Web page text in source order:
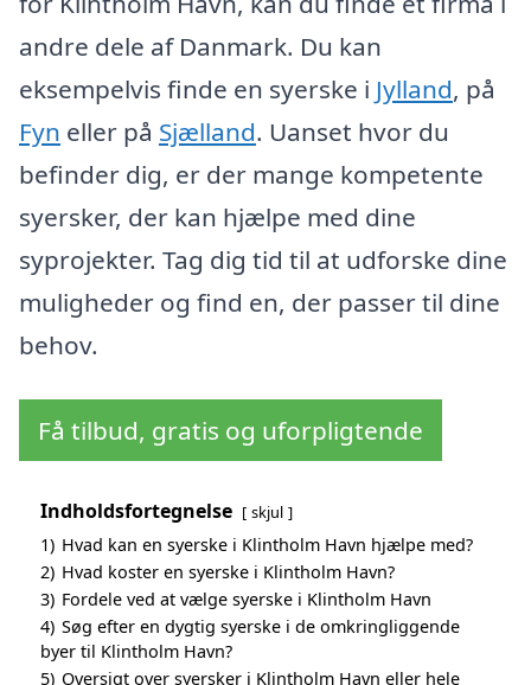
andre dele af Danmark. Du kan
eksempelvis finde en syerske i Jylland, på
Fyn eller på Sjælland. Uanset hvor du
befinder dig, er der mange kompetente
syersker, der kan hjælpe med dine
syprojekter. Tag dig tid til at udforske dine
muligheder og find en, der passer til dine
behov.
Få tilbud, gratis og uforpligtende
Indholdsfortegnelse skjul
1) Hvad kan en syerske i Klintholm Havn hjælpe med?
2) Hvad koster en syerske i Klintholm Havn?
3) Fordele ved at vælge syerske i Klintholm Havn
4) Søg efter en dygtig syerske i de omkringliggende
byer til Klintholm Havn?
5) Oversigt over syersker i Klintholm Havn eller hele